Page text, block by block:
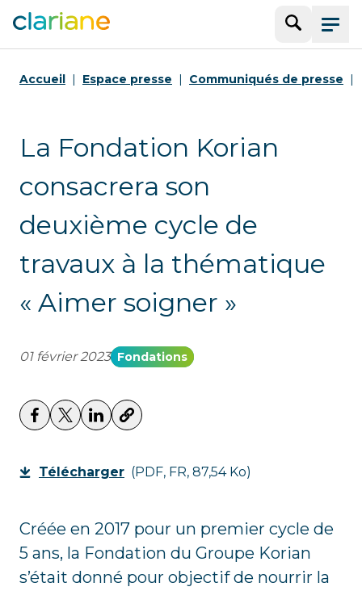
Menu
Accueil Espace presse Communiqués de presse
La Fondation Korian
consacrera son
deuxième cycle de
travaux à la thématique
« Aimer soigner »
01 février 2023 Fondations
Télécharger (PDF, FR, 87,54 Ko)
Créée en 2017 pour un premier cycle de
5 ans, la Fondation du Groupe Korian
s’était donné pour objectif de nourrir la